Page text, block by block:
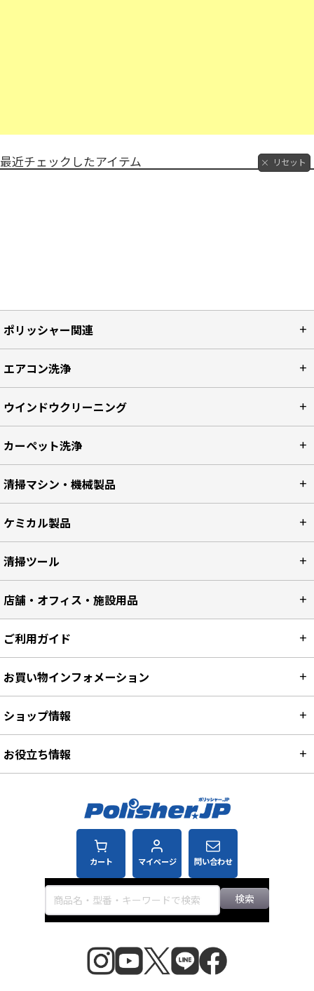
最近チェックしたアイテム リセット
ポリッシャー関連
エアコン洗浄
ウインドウクリーニング
カーペット洗浄
清掃マシン・機械製品
ケミカル製品
清掃ツール
店舗・オフィス・施設用品
カート マイページ 問い合わせ
検索
ご利用ガイド
お買い物インフォメーション
ショップ情報
お役立ち情報